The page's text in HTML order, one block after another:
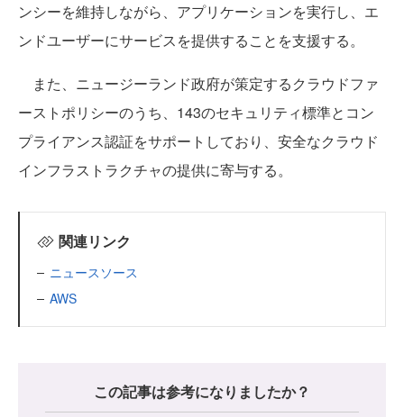
ンシーを維持しながら、アプリケーションを実行し、エ
ンドユーザーにサービスを提供することを支援する。
また、ニュージーランド政府が策定するクラウドファ
ーストポリシーのうち、143のセキュリティ標準とコン
プライアンス認証をサポートしており、安全なクラウド
インフラストラクチャの提供に寄与する。
関連リンク
ニュースソース
AWS
この記事は参考になりましたか？